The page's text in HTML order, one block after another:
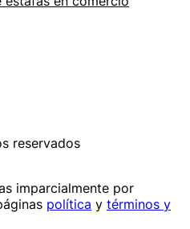
reservados
imparcialmente por
política y términos y